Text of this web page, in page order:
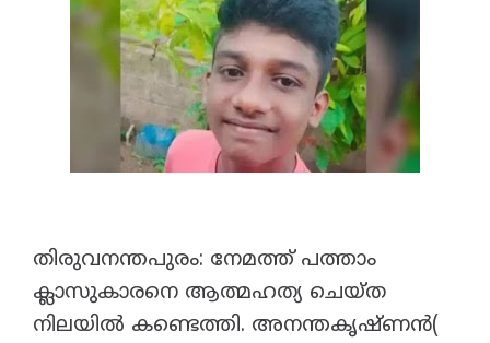
തിരുവനന്തപുരം: നേമത്ത് പത്താം
ക്ലാസുകാരനെ ആത്മഹത്യ ചെയ്ത
നിലയിൽ കണ്ടെത്തി. അനന്തകൃഷ്ണൻ(